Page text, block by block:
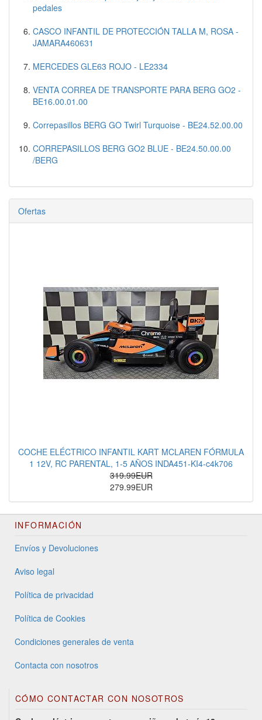
pedales
CASCO INFANTIL DE PROTECCIÓN TALLA M, ROSA -
JAMARA460631
MERCEDES GLE63 ROJO - LE2334
VENTA CORREA DE TRANSPORTE PARA BERG GO2 -
BE16.00.01.00
Correpasillos BERG GO Twirl Turquoise - BE24.52.00.00
CORREPASILLOS BERG GO2 BLUE - BE24.50.00.00
/BERG
Ofertas
COCHE ELÉCTRICO INFANTIL KART MCLAREN FÓRMULA
1 12V, RC PARENTAL, 1-5 AÑOS INDA451-KI4-c4k706
319.99EUR
279.99EUR
INFORMACIÓN
Envíos y Devoluciones
Aviso legal
Política de privacidad
Política de Cookies
Condiciones generales de venta
Contacta con nosotros
CÓMO CONTACTAR CON NOSOTROS